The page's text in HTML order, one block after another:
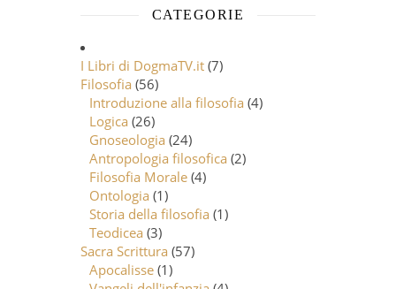
CATEGORIE
I Libri di DogmaTV.it (7)
Filosofia (56)
Introduzione alla filosofia (4)
Logica (26)
Gnoseologia (24)
Antropologia filosofica (2)
Filosofia Morale (4)
Ontologia (1)
Storia della filosofia (1)
Teodicea (3)
Sacra Scrittura (57)
Apocalisse (1)